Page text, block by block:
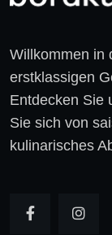
Willkommen in
erstklassigen
Entdecken Sie
Sie sich von
kulinarisches